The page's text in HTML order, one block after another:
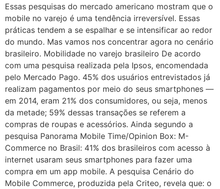
Essas pesquisas do mercado americano mostram que o
mobile no varejo é uma tendência irreversível. Essas
práticas tendem a se espalhar e se intensificar ao redor
do mundo. Mas vamos nos concentrar agora no cenário
brasileiro. Mobilidade no varejo brasileiro De acordo
com uma pesquisa realizada pela Ipsos, encomendada
pelo Mercado Pago. 45% dos usuários entrevistados já
realizam pagamentos por meio do seus smartphones —
em 2014, eram 21% dos consumidores, ou seja, menos
da metade; 59% dessas transações se referem a
compras de roupas e acessórios. Ainda segundo a
pesquisa Panorama Mobile Time/Opinion Box: M-
Commerce no Brasil: 41% dos brasileiros com acesso à
internet usaram seus smartphones para fazer uma
compra em um app mobile. A pesquisa Cenário do
Mobile Commerce, produzida pela Criteo, revela que: o